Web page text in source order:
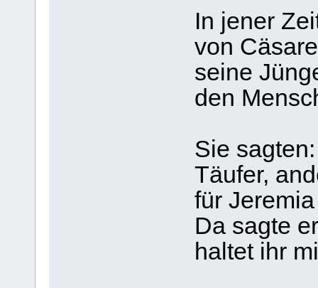
In jener
von
seine
den
Sie
Täufer,
für
Da sagte
haltet ihr